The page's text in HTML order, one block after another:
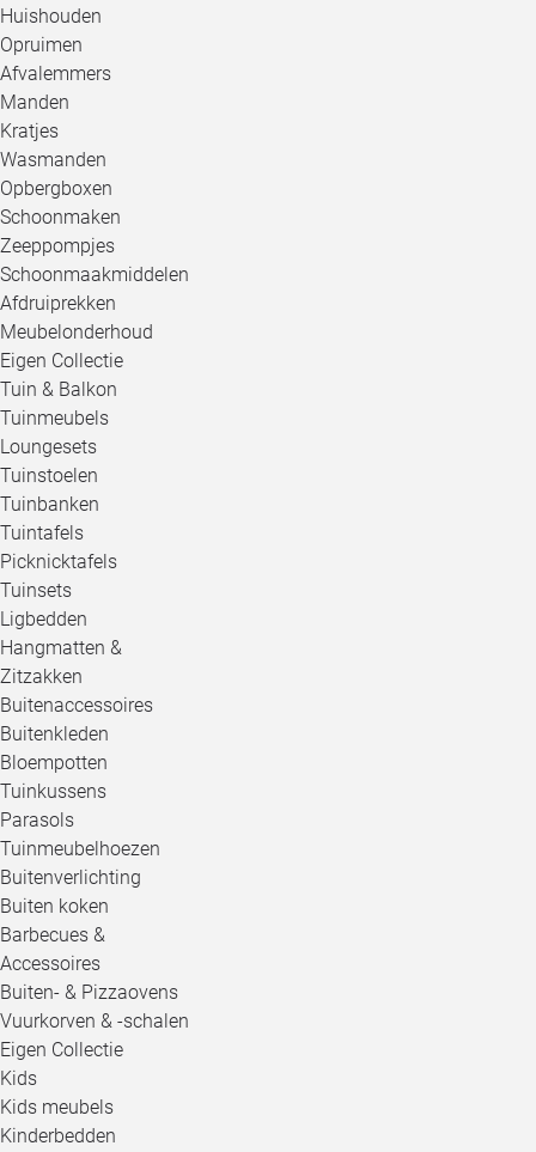
Huishouden
Opruimen
Afvalemmers
Manden
Kratjes
Wasmanden
Opbergboxen
Schoonmaken
Zeeppompjes
Schoonmaakmiddelen
Afdruiprekken
Meubelonderhoud
Eigen Collectie
Tuin & Balkon
Tuinmeubels
Loungesets
Tuinstoelen
Tuinbanken
Tuintafels
Picknicktafels
Tuinsets
Ligbedden
Hangmatten &
Zitzakken
Buitenaccessoires
Buitenkleden
Bloempotten
Tuinkussens
Parasols
Tuinmeubelhoezen
Buitenverlichting
Buiten koken
Barbecues &
Accessoires
Buiten- & Pizzaovens
Vuurkorven & -schalen
Eigen Collectie
Kids
Kids meubels
Kinderbedden